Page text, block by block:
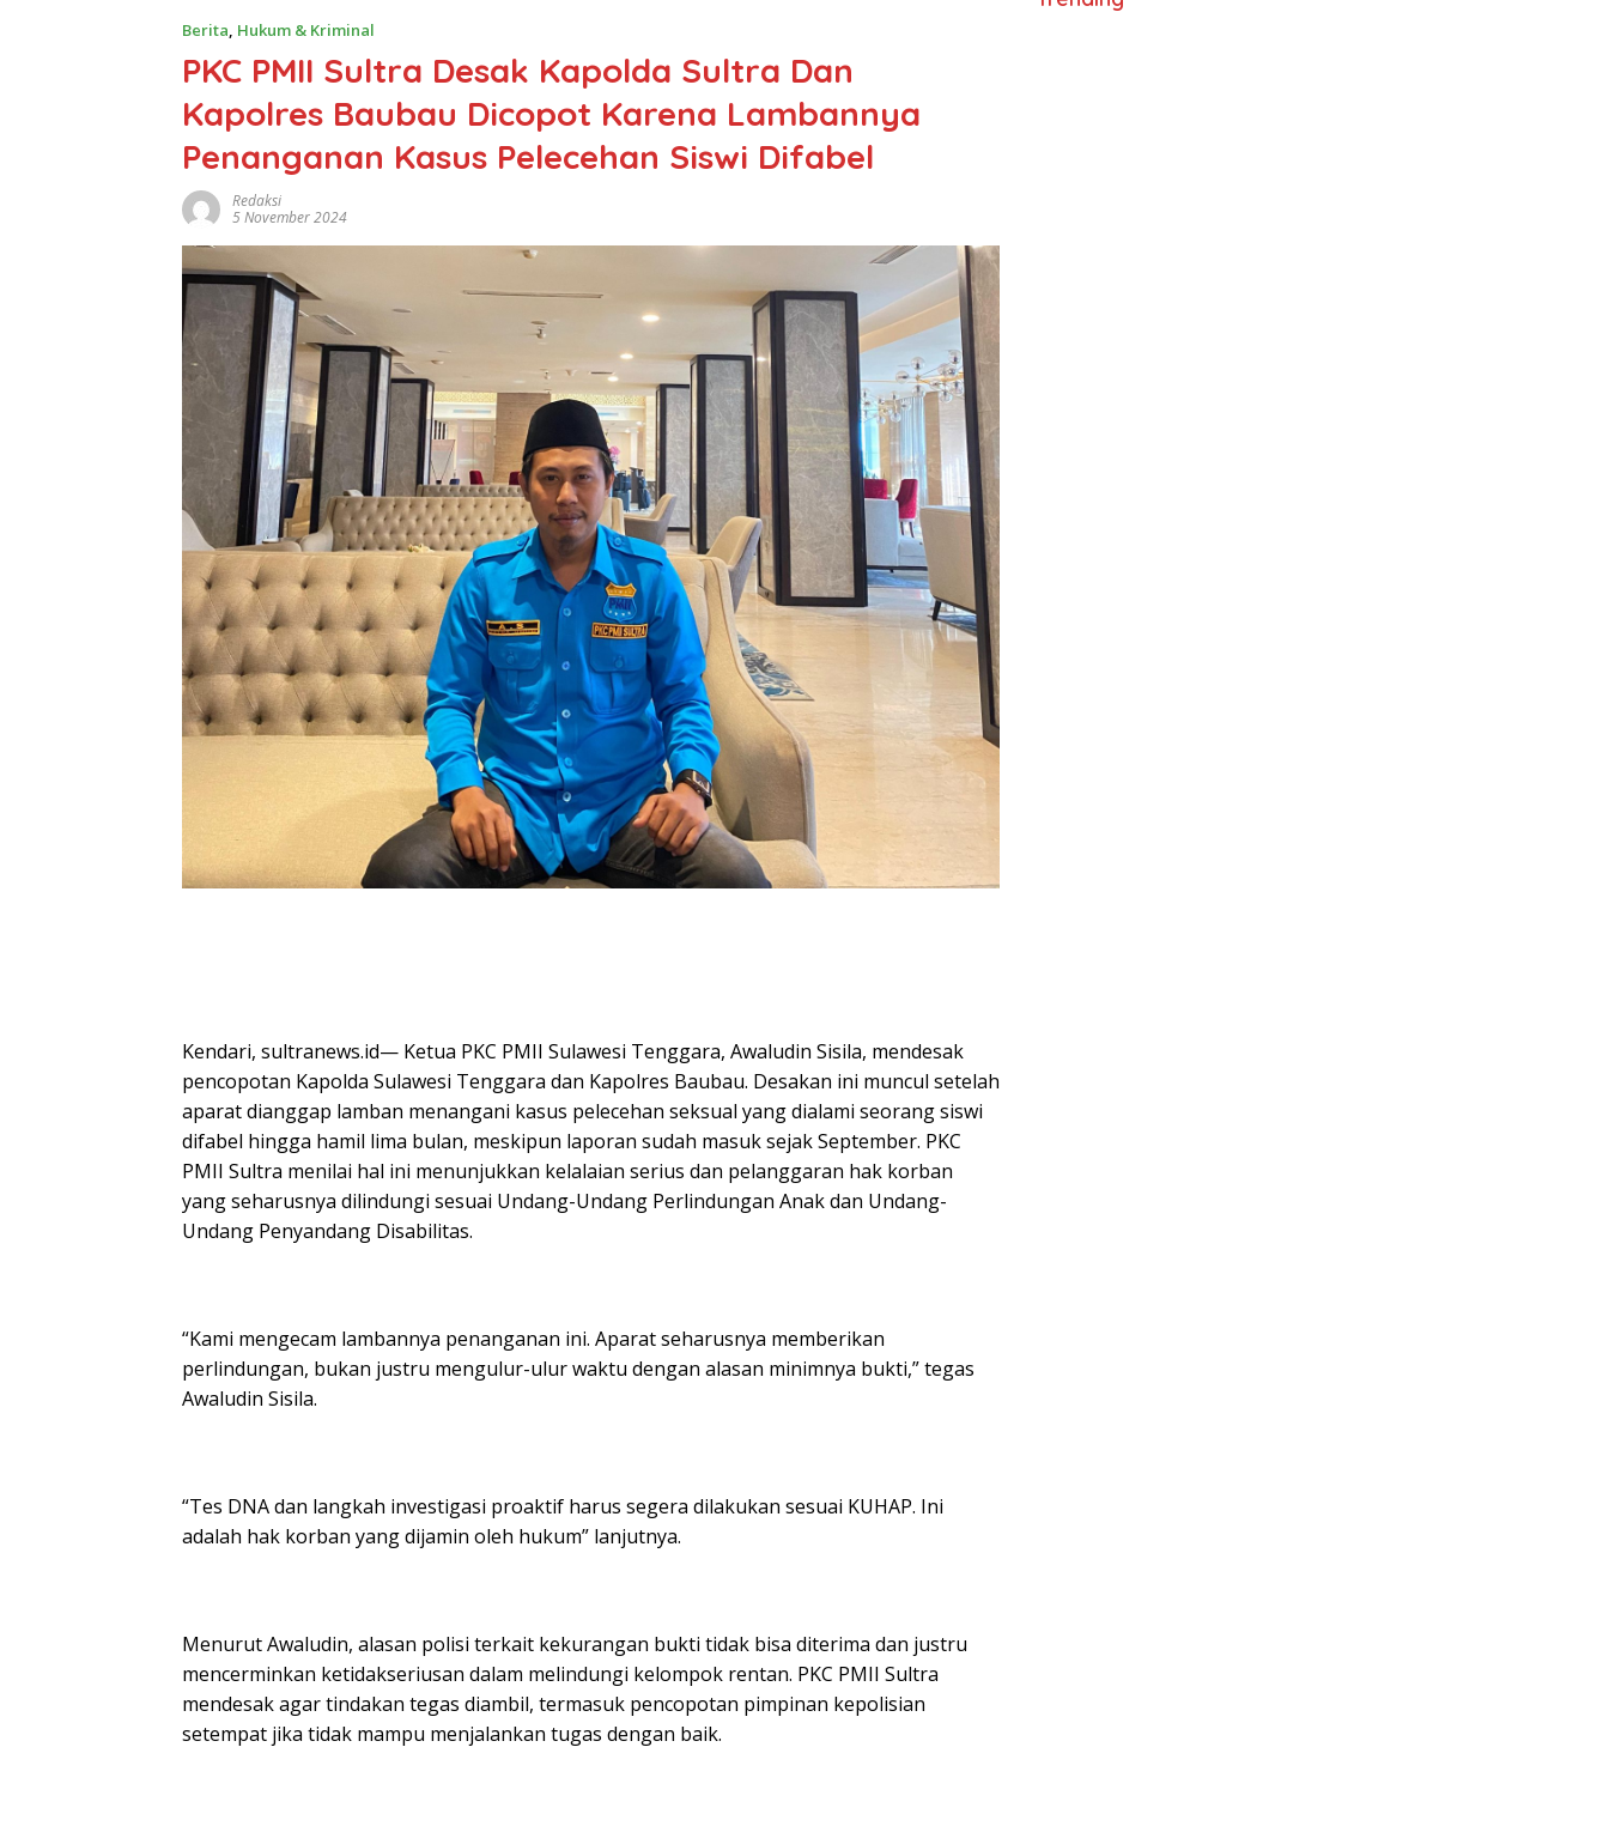
Berita, Hukum & Kriminal
PKC PMII Sultra Desak Kapolda Sultra Dan
Kapolres Baubau Dicopot Karena Lambannya
Penanganan Kasus Pelecehan Siswi Difabel
Redaksi
5 November 2024
Kendari, sultranews.id— Ketua PKC PMII Sulawesi Tenggara, Awaludin Sisila, mendesak
pencopotan Kapolda Sulawesi Tenggara dan Kapolres Baubau. Desakan ini muncul setelah
aparat dianggap lamban menangani kasus pelecehan seksual yang dialami seorang siswi
difabel hingga hamil lima bulan, meskipun laporan sudah masuk sejak September. PKC
PMII Sultra menilai hal ini menunjukkan kelalaian serius dan pelanggaran hak korban
yang seharusnya dilindungi sesuai Undang-Undang Perlindungan Anak dan Undang-
Undang Penyandang Disabilitas.
“Kami mengecam lambannya penanganan ini. Aparat seharusnya memberikan
perlindungan, bukan justru mengulur-ulur waktu dengan alasan minimnya bukti,” tegas
Awaludin Sisila.
“Tes DNA dan langkah investigasi proaktif harus segera dilakukan sesuai KUHAP. Ini
adalah hak korban yang dijamin oleh hukum” lanjutnya.
Menurut Awaludin, alasan polisi terkait kekurangan bukti tidak bisa diterima dan justru
mencerminkan ketidakseriusan dalam melindungi kelompok rentan. PKC PMII Sultra
mendesak agar tindakan tegas diambil, termasuk pencopotan pimpinan kepolisian
setempat jika tidak mampu menjalankan tugas dengan baik.